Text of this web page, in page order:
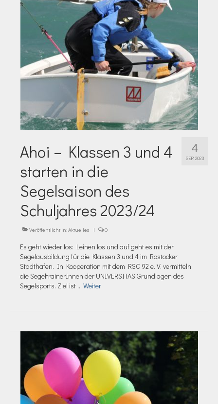
4
SEP. 2023
Ahoi – Klassen 3 und 4
starten in die
Segelsaison des
Schuljahres 2023/24
Veröffentlicht in:Aktuelles | 0
Es geht wieder los: Leinen los und auf geht es mit der
Segelausbildung für die Klassen 3 und 4 im Rostocker
Stadthafen. In Kooperation mit dem RSC 92 e. V. vermitteln
die SegeltrainerInnen der UNIVERSITAS Grundlagen des
Segelsports. Ziel ist … Weiter